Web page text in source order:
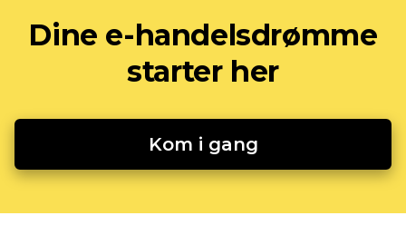
Dine e-handelsdrømme
starter her
Kom i gang